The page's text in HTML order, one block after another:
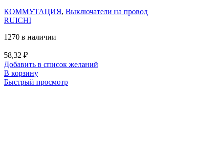
КОММУТАЦИЯ, Выключатели на провод
RUICHI
1270 в наличии
58,32 ₽
Добавить в список желаний
В корзину
Быстрый просмотр